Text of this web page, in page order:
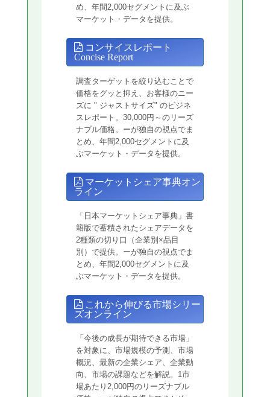
め、年間2,000セグメントに及ぶ
マーケット・データを提供。
コンサイスレポート
Concise Report
調査ターゲットを絞り込むことで
価格をグッと抑え、お客様のニー
ズに " ジャストサイズ" のビジネ
スレポート。30,000円～のリーズ
ナブル価格。ーが独自の視点でま
とめ、年間2,000セグメントに及
ぶマーケット・データを提供。
マーケットシェア事典オン
ライン
「日本マーケットシェア事典」書
籍版で蓄積されたシェアデータを
2種類の切り口（企業別×品目
別）で提供。ーが独自の視点でま
とめ、年間2,000セグメントに及
ぶマーケット・データを提供。
これから伸びる市場シリー
ズオンライン
「今後の成長が期待できる市場」
を対象に、市場規模の予測、市場
概況、最新の企業シェア、企業動
向、市場の課題などを解説。1市
場あたり2,000円のリーズナブル